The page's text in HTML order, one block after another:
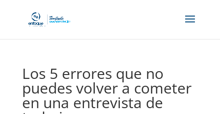
Los 5 errores que no
puedes volver a cometer
en una entrevista de